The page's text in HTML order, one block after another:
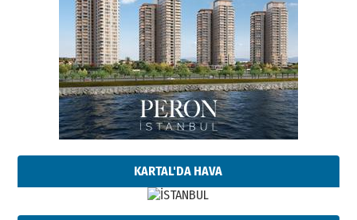
KARTAL'DA HAVA